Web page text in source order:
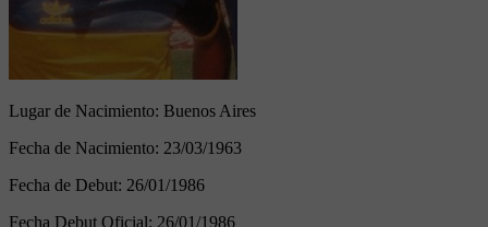
Lugar de Nacimiento: Buenos Aires
Fecha de Nacimiento: 23/03/1963
Fecha de Debut: 26/01/1986
Fecha Debut Oficial: 26/01/1986